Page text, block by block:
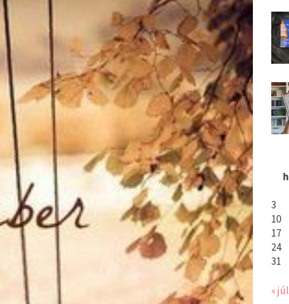
h
3
10
17
24
31
« júl